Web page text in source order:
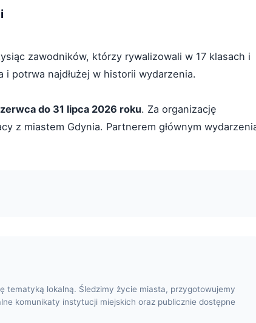
zawodników, którzy rywalizowali w 17 klasach i
potrwa najdłużej w historii wydarzenia.
do 31 lipca 2026 roku. Za organizację
z miastem Gdynia. Partnerem głównym
tematyką lokalną. Śledzimy życie miasta, przygotowujemy
komunikaty instytucji miejskich oraz publicznie dostępne